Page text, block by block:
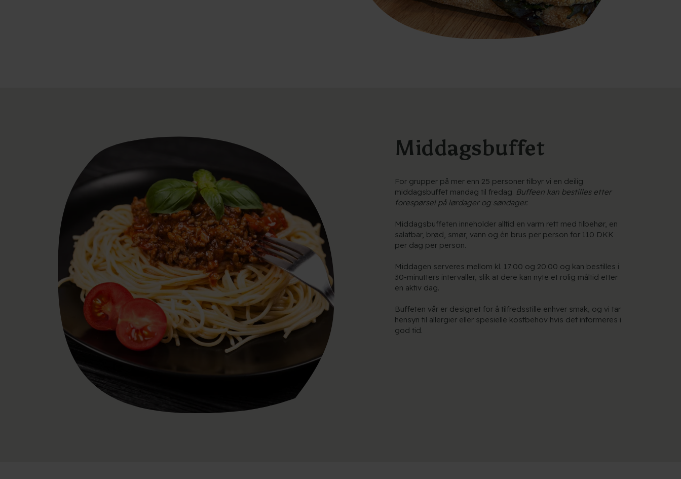
Middagsbuffet
For grupper på mer enn 25 personer tilbyr vi en deilig
middagsbuffet mandag til fredag. Buffeen kan bestilles etter
forespørsel på lørdager og søndager.
Middagsbuffeten inneholder alltid en varm rett med tilbehør, en
salatbar, brød, smør, vann og én brus per person for 110 DKK
per dag per person.
Middagen serveres mellom kl. 17:00 og 20:00 og kan bestilles i
30-minutters intervaller, slik at dere kan nyte et rolig måltid etter
en aktiv dag.
Buffeten vår er designet for å tilfredsstille enhver smak, og vi tar
hensyn til allergier eller spesielle kostbehov hvis det informeres i
god tid.